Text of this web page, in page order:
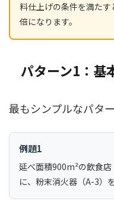
料仕上げの条件を満たす
倍になります。
パターン1：基
最もシンプルなパター
例題1
延べ面積900m²の飲食店
に、粉末消火器（A-3）